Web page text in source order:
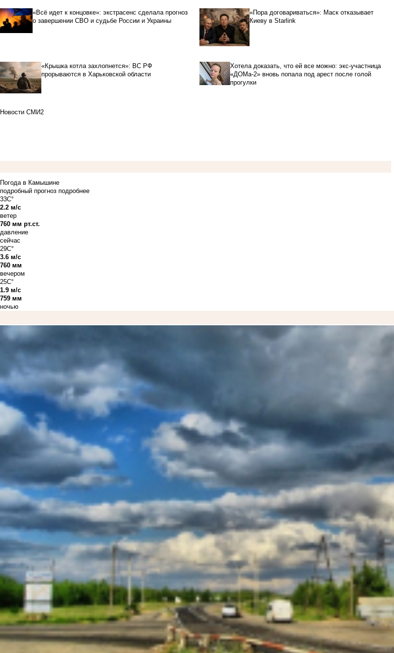
«Всё идет к концовке»: экстрасенс сделала прогноз
о завершении СВО и судьбе России и Украины
«Пора договариваться»: Маск отказывает
Киеву в Starlink
«Крышка котла захлопнется»: ВС РФ
прорываются в Харьковской области
Хотела доказать, что ей все можно: экс-участница
«ДОМа-2» вновь попала под арест после голой
прогулки
Новости СМИ2
Погода в Камышине
подробный прогноз подробнее
33C°
2.2 м/с
ветер
760 мм рт.ст.
давление
сейчас
29C°
3.6 м/с
760 мм
вечером
25C°
1.9 м/с
759 мм
ночью